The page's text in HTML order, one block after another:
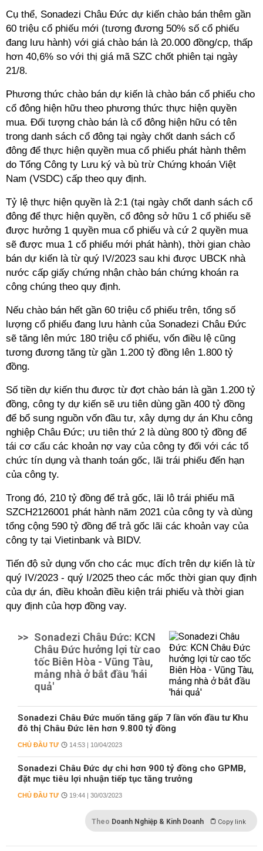
Cụ thể, Sonadezi Châu Đức dự kiến chào bán thêm gần
60 triệu cổ phiếu mới (tương đương 50% số cổ phiếu
đang lưu hành) với giá chào bán là 20.000 đồng/cp, thấp
hơn 40,6% so với thị giá mã SZC chốt phiên tại ngày
21/8.
Phương thức chào bán dự kiến là chào bán cổ phiếu cho
cổ đông hiện hữu theo phương thức thực hiện quyền
mua. Đối tượng chào bán là cổ đông hiện hữu có tên
trong danh sách cổ đông tại ngày chốt danh sách cổ
đông để thực hiện quyền mua cổ phiếu phát hành thêm
do Tổng Công ty Lưu ký và bù trừ Chứng khoán Việt
Nam (VSDC) cấp theo quy định.
Tỷ lệ thực hiện quyền là 2:1 (tại ngày chốt danh sách cổ
đông để thực hiện quyền, cổ đông sở hữu 1 cổ phiếu sẽ
được hưởng 1 quyền mua cổ phiếu và cứ 2 quyền mua
sẽ được mua 1 cổ phiếu mới phát hành), thời gian chào
bán dự kiến là từ quý IV/2023 sau khi được UBCK nhà
nước cấp giấy chứng nhận chào bán chứng khoán ra
công chúng theo quy định.
Nếu chào bán hết gần 60 triệu cổ phiếu trên, tổng số
lượng cổ phiếu đang lưu hành của Sonadezi Châu Đức
sẽ tăng lên mức 180 triệu cổ phiếu, vốn điều lệ cũng
tương đương tăng từ gần 1.200 tỷ đồng lên 1.800 tỷ
đồng.
Số tiền dự kiến thu được từ đợt chào bán là gần 1.200 tỷ
đồng, công ty dự kiến sẽ ưu tiên dùng gần 400 tỷ đồng
để bổ sung nguồn vốn đầu tư, xây dựng dự án Khu công
nghiệp Châu Đức; ưu tiên thứ 2 là dùng 800 tỷ đồng để
tái cơ cấu các khoản nợ vay của công ty đối với các tổ
chức tín dụng và thanh toán gốc, lãi trái phiếu đến hạn
của công ty.
Trong đó, 210 tỷ đồng để trả gốc, lãi lô trái phiếu mã
SZCH2126001 phát hành năm 2021 của công ty và dùng
tổng cộng 590 tỷ đồng để trả gốc lãi các khoản vay của
công ty tại Vietinbank và BIDV.
Tiến độ sử dụng vốn cho các mục đích trên dự kiến là từ
quý IV/2023 - quý I/2025 theo các mốc thời gian quy định
của dự án, điều khoản điều kiện trái phiếu và thời gian
quy định của hợp đồng vay.
>> Sonadezi Châu Đức: KCN
Châu Đức hưởng lợi từ cao
tốc Biên Hòa - Vũng Tàu,
mảng nhà ở bắt đầu 'hái
quả'
Sonadezi Châu Đức muốn tăng gấp 7 lần vốn đầu tư Khu
đô thị Châu Đức lên hơn 9.800 tỷ đồng
CHỦ ĐẦU TƯ 14:53 | 10/04/2023
Sonadezi Châu Đức dự chi hơn 900 tỷ đồng cho GPMB,
đặt mục tiêu lợi nhuận tiếp tục tăng trưởng
CHỦ ĐẦU TƯ 19:44 | 30/03/2023
Theo Doanh Nghiệp & Kinh Doanh Copy link